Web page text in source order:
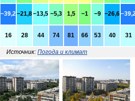
−39,2 −21,8−13,5 −5,3 1,5 −1 −9 −26,6
16 28 44 74 81 66 53 40 31
Источник: Погода и климат